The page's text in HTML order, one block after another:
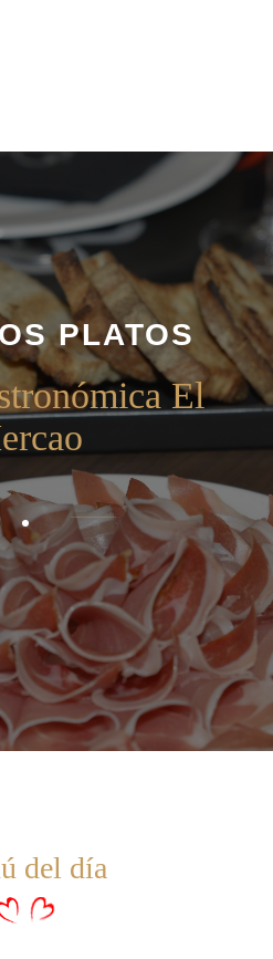
PLATOS
El
del día